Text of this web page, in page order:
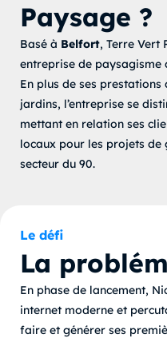
Paysage ?
Basé à Belfort, Terre Vert
entreprise de paysagisme
En plus de ses prestations
jardins, l’entreprise se
mettant en relation ses
locaux pour les projets
secteur du 90.
Le défi
La
En phase de lancement,
internet moderne et
faire et générer ses